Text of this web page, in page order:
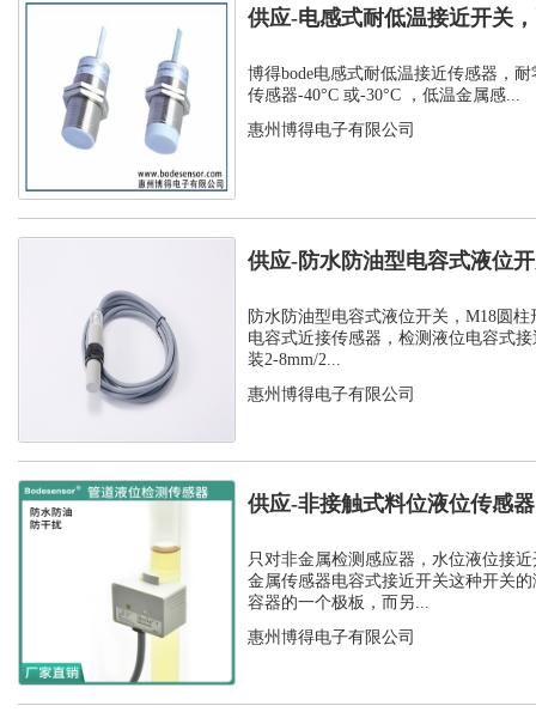
供应-电感式耐低温接近开关
温接近传...
博得bode电感式耐低温接近传感器，
传感器-40°C 或-30°C ，低温金属感...
惠州博得电子有限公司
供应-防水防油型电容式液位
C1PF- M...
防水防油型电容式液位开关，M18圆柱
电容式近接传感器，检测液位电容式
装2-8mm/2...
惠州博得电子有限公司
供应-非接触式料位液位传感
开关
只对非金属检测感应器，水位液位接
金属传感器电容式接近开关这种开关
容器的一个极板，而另...
惠州博得电子有限公司